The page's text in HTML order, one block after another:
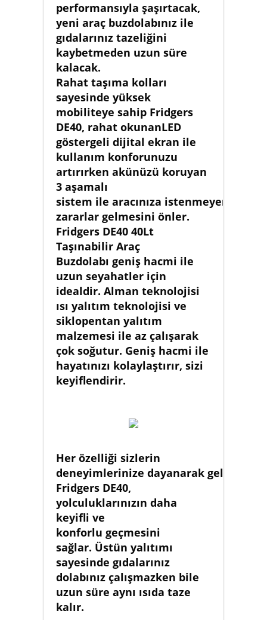
performansıyla şaşırtacak,
yeni araç buzdolabınız ile
gıdalarınız tazeliğini
kaybetmeden uzun süre
kalacak.
Rahat taşıma kolları
sayesinde yüksek
mobiliteye sahip Fridgers
DE40, rahat okunanLED
göstergeli dijital ekran ile
kullanım konforunuzu
artırırken akünüzü koruyan
3 aşamalı
sistem ile aracınıza istenmeyen
zararlar gelmesini önler.
Fridgers DE40 40Lt
Taşınabilir Araç
Buzdolabı geniş hacmi ile
uzun seyahatler için
idealdir. Alman teknolojisi
ısı yalıtım teknolojisi ve
siklopentan yalıtım
malzemesi ile az çalışarak
çok soğutur. Geniş hacmi ile
hayatınızı kolaylaştırır, sizi
keyiflendirir.
Her özelliği sizlerin
deneyimlerinize dayanarak geliştirilen
Fridgers DE40,
yolculuklarınızın daha
keyifli ve
konforlu geçmesini
sağlar. Üstün yalıtımı
sayesinde gıdalarınız
dolabınız çalışmazken bile
uzun süre aynı ısıda taze
kalır.